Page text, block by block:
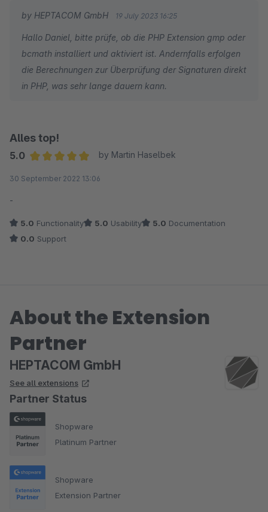
by HEPTACOM GmbH 19 July 2023 16:25
Hallo Daniel, bitte prüfe, ob die PHP Extension gmp oder
bcmath installiert und aktiviert ist. Andernfalls erfolgen
die Berechnungen zur Überprüfung der Signaturen direkt
in PHP, was sehr lange dauern kann.
Alles top!
5.0
by Martin Haselbek
30 September 2022 13:06
-
5.0 Functionality 5.0 Usability 5.0 Documentation
0.0 Support
About the Extension
Partner
HEPTACOM GmbH
See all extensions
Partner Status
Shopware
Platinum Partner
Shopware
Extension Partner